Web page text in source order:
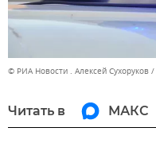
© РИА Новости . Алексей Сухоруков
Читать в МАКС